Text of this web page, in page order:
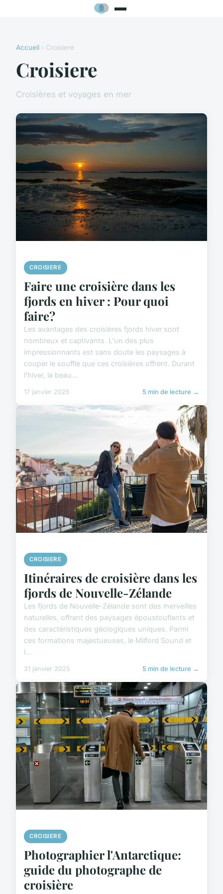
Accueil › Croisiere
Croisiere
Croisières et voyages en mer
CROISIERE
Faire une croisière dans les
fjords en hiver : Pour quoi
faire?
Les avantages des croisières fjords hiver sont
nombreux et captivants. L'un des plus
impressionnants est sans doute les paysages à
couper le souffle que ces croisières offrent. Durant
l'hiver, la beau...
17 janvier 2025 5 min de lecture →
CROISIERE
Itinéraires de croisière dans les
fjords de Nouvelle-Zélande
Les fjords de Nouvelle-Zélande sont des merveilles
naturelles, offrant des paysages époustouflants et
des caractéristiques géologiques uniques. Parmi
ces formations majestueuses, le Milford Sound et
l...
31 janvier 2025 5 min de lecture →
CROISIERE
Photographier l'Antarctique:
guide du photographe de
croisière